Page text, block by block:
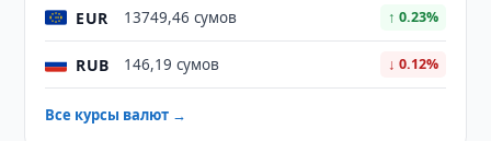
EUR 13749,46 сумов ↑ 0.23%
RUB 146,19 сумов ↓ 0.12%
Все курсы валют →